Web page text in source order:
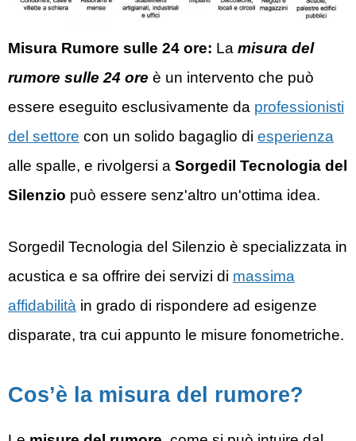
Misura Rumore sulle 24 ore: La misura del
rumore sulle 24 ore è un intervento che può
essere eseguito esclusivamente da professionisti
del settore con un solido bagaglio di esperienza
alle spalle, e rivolgersi a Sorgedil Tecnologia del
Silenzio può essere senz'altro un'ottima idea.
Sorgedil Tecnologia del Silenzio è specializzata in
acustica e sa offrire dei servizi di massima
affidabilità in grado di rispondere ad esigenze
disparate, tra cui appunto le misure fonometriche.
Cos’è la misura del rumore?